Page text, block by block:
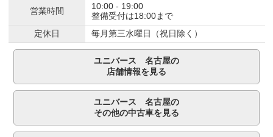
営業時間
10:00 - 19:00
整備受付は18:00まで
定休日
毎月第三水曜日（祝日除く）
ユニバース 名古屋の
店舗情報を見る
ユニバース 名古屋の
その他の中古車を見る